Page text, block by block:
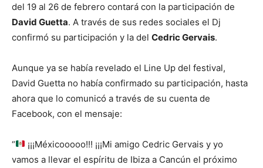
del 19 al 26 de febrero contará con la participación de
David Guetta. A través de sus redes sociales el Dj
confirmó su participación y la del Cedric Gervais.
Aunque ya se había revelado el Line Up del festival,
David Guetta no había confirmado su participación, hasta
ahora que lo comunicó a través de su cuenta de
Facebook, con el mensaje:
“
¡¡¡Méxicooooo!!! ¡¡¡Mi amigo Cedric Gervais y yo
vamos a llevar el espíritu de Ibiza a Cancún el próximo